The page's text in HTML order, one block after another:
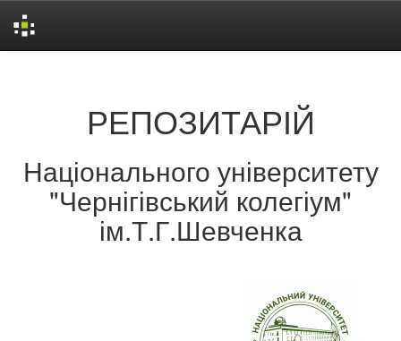
РЕПОЗИТАРІЙ
Національного університету
"Чернігівський колегіум"
ім.Т.Г.Шевченка